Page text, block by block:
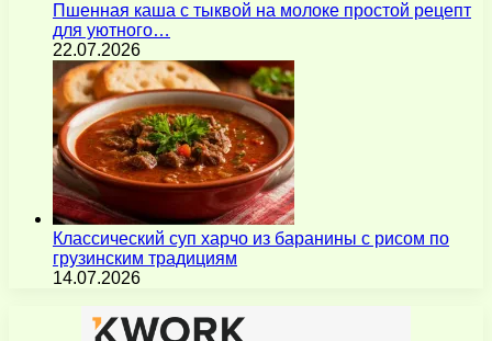
Пшенная каша с тыквой на молоке простой рецепт
для уютного…
22.07.2026
Классический суп харчо из баранины с рисом по
грузинским традициям
14.07.2026